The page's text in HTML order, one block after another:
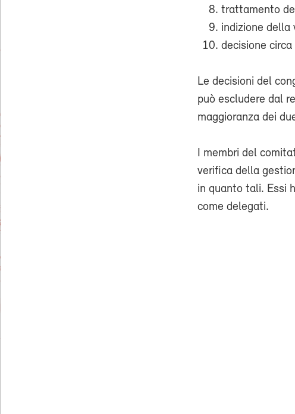
trattamento
indizione della
decisione
Le decisioni del
può escludere dal
maggioranza dei
I membri del
verifica della
in quanto tali. Essi
come delegati.